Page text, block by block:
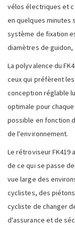
vélos électriques et
en quelques minutes
système de fixation
diamètres de guidon,
La polyvalence du
ceux qui préfèrent
conception réglable
optimale pour
possible en fonction
de l'environnement.
Le rétroviseur FK419
de ce qui se passe
vue large des
cyclistes, des
cycliste de changer
d'assurance et de